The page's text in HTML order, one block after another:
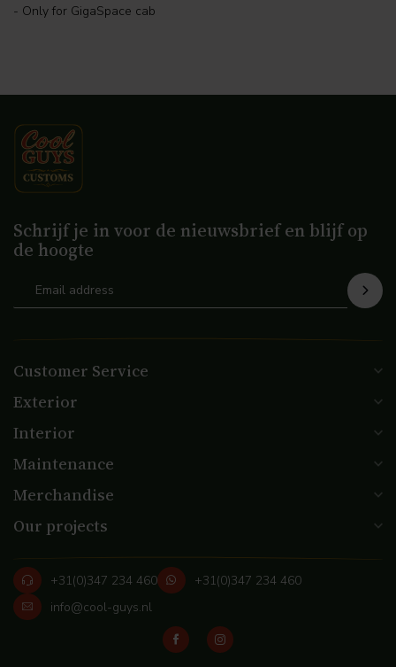
- Only for GigaSpace cab
Schrijf je in voor de nieuwsbrief en blijf op
de hoogte
Customer Service
Exterior
Interior
Maintenance
Merchandise
Our projects
+31(0)347 234 460
+31(0)347 234 460
info@cool-guys.nl